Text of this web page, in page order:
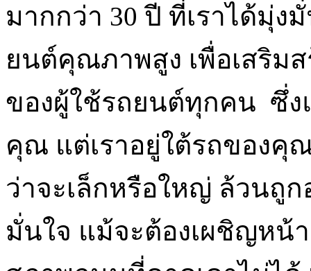
มากกว่า 30 ปี ที่เราได้มุ่
ยนต์คุณภาพสูง เพื่อเสริม
ของผู้ใช้รถยนต์ทุกคน ซึ่ง
คุณ แต่เราอยู่ใต้รถของคุ
ว่าจะเล็กหรือใหญ่ ล้วนถู
มั่นใจ แม้จะต้องเผชิญหน้